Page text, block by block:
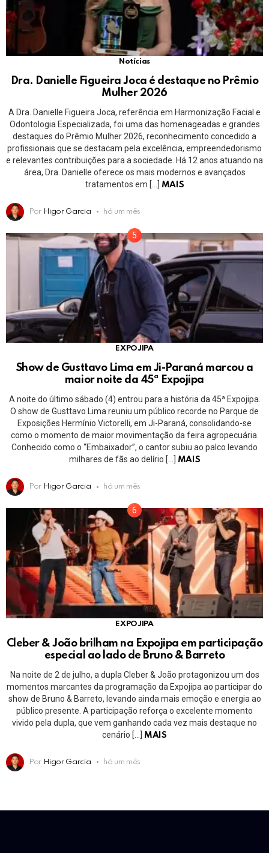
Notícias
Dra. Danielle Figueira Joca é destaque no Prêmio
Mulher 2026
A Dra. Danielle Figueira Joca, referência em Harmonização Facial e
Odontologia Especializada, foi uma das homenageadas e grandes
destaques do Prêmio Mulher 2026, reconhecimento concedido a
profissionais que se destacam pela excelência, empreendedorismo
e relevantes contribuições para a sociedade. Há 12 anos atuando na
área, Dra. Danielle oferece os mais modernos e avançados
tratamentos em […]
MAIS
Por Higor Garcia há um mês
EXPOJIPA
Show de Gusttavo Lima em Ji-Paraná marcou a
maior noite da 45ª Expojipa
A noite do último sábado (4) entrou para a história da 45ª Expojipa.
O show de Gusttavo Lima reuniu um público recorde no Parque de
Exposições Hermínio Victorelli, em Ji-Paraná, consolidando-se
como o momento de maior movimentação da feira agropecuária.
Conhecido como o “Embaixador”, o cantor subiu ao palco levando
milhares de fãs ao delírio […]
MAIS
Por Higor Garcia há um mês
EXPOJIPA
Cleber & João brilham na Expojipa em participação
especial ao lado de Bruno & Barreto
Na noite de 2 de julho, a dupla Cleber & João protagonizou um dos
momentos marcantes da programação da Expojipa ao participar do
show de Bruno & Barreto, levando ainda mais emoção e energia ao
público presente. A participação reforça o excelente momento
vivido pela dupla, que vem ganhando cada vez mais destaque no
cenário […]
MAIS
Por Higor Garcia há um mês